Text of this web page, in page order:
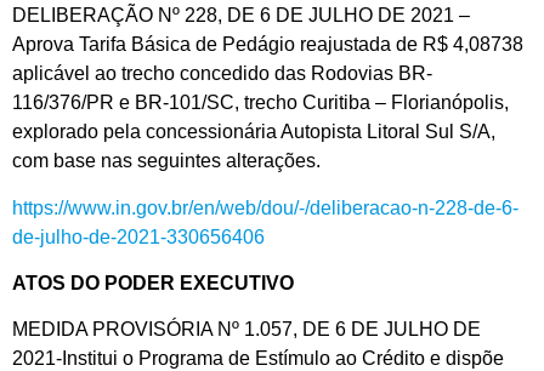
DELIBERAÇÃO Nº 228, DE 6 DE JULHO DE 2021 –
Aprova Tarifa Básica de Pedágio reajustada de R$ 4,08738
aplicável ao trecho concedido das Rodovias BR-
116/376/PR e BR-101/SC, trecho Curitiba – Florianópolis,
explorado pela concessionária Autopista Litoral Sul S/A,
com base nas seguintes alterações.
https://www.in.gov.br/en/web/dou/-/deliberacao-n-228-de-6-
de-julho-de-2021-330656406
ATOS DO PODER EXECUTIVO
MEDIDA PROVISÓRIA Nº 1.057, DE 6 DE JULHO DE
2021-Institui o Programa de Estímulo ao Crédito e dispõe